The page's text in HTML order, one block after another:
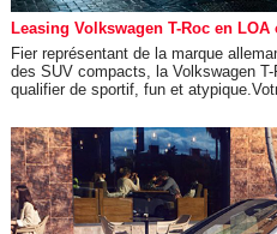
Leasing Volkswagen T-Roc en LOA
Fier représentant de la marque
des SUV compacts, la Volkswagen
qualifier de sportif, fun et